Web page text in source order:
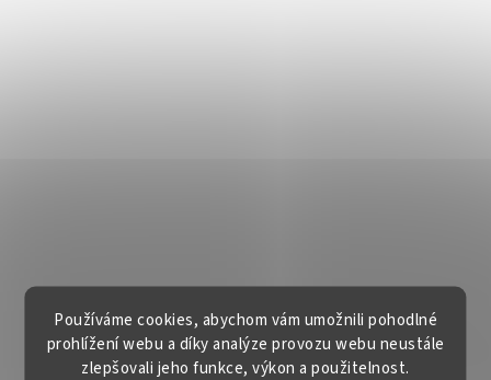
Používáme cookies, abychom vám umožnili pohodlné
prohlížení webu a díky analýze provozu webu neustále
zlepšovali jeho funkce, výkon a použitelnost.